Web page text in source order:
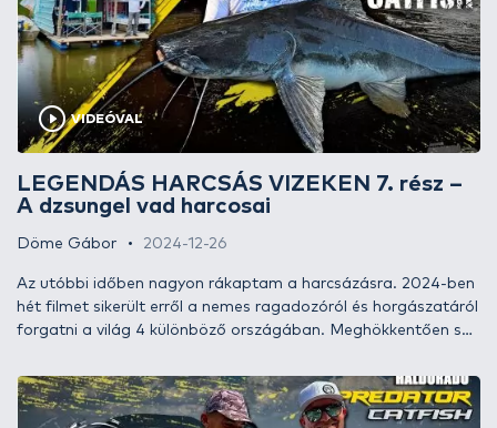
VIDEÓVAL
LEGENDÁS HARCSÁS VIZEKEN 7. rész –
A dzsungel vad harcosai
Döme Gábor 2024-12-26
Az utóbbi időben nagyon rákaptam a harcsázásra. 2024-ben
hét filmet sikerült erről a nemes ragadozóról és horgászatáról
forgatni a világ 4 különböző országában. Meghökkentően sok
– Európában, Dél-Amerikában, Ázsiában – a legnagyobbra
megnövő édesvízi ragadozóhal címét is viselik.